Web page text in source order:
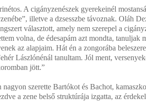
A cigányzenészek gyerekeinél
illetve a dzsesszbe távoznak. Oláh
választott, amely nem szerepel a
volna, de édesapám azt mondta, tanuljak
az alapjaim. Hát én a zongorába
Lászlónénál tanultam. Jól ment,
jött.”
nagyon szerette Bartókot és Bachot,
a zene belső struktúrája izgatta, az